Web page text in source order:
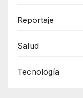
Reportaje
Salud
Tecnología